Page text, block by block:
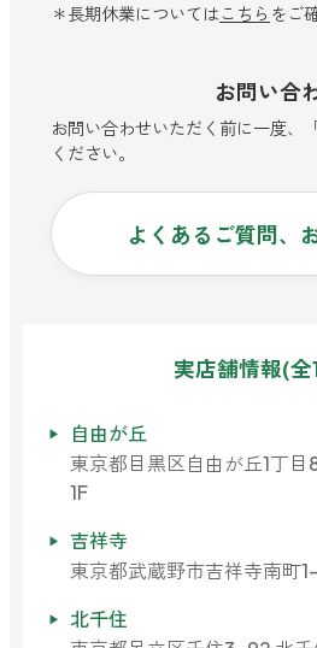
ベルガモット
レモンティー
マスクフレッシュ
アンチ花粉
forキッチン
掃除用
＊長期休業については こちら をご
お問い合
お問い合わせいただく前に一度、
ください。
よくあるご質問、
実店舗情報(
自由が丘
東京都目黒区自由が丘1丁
1F
吉祥寺
東京都武蔵野市吉祥寺南町
北千住